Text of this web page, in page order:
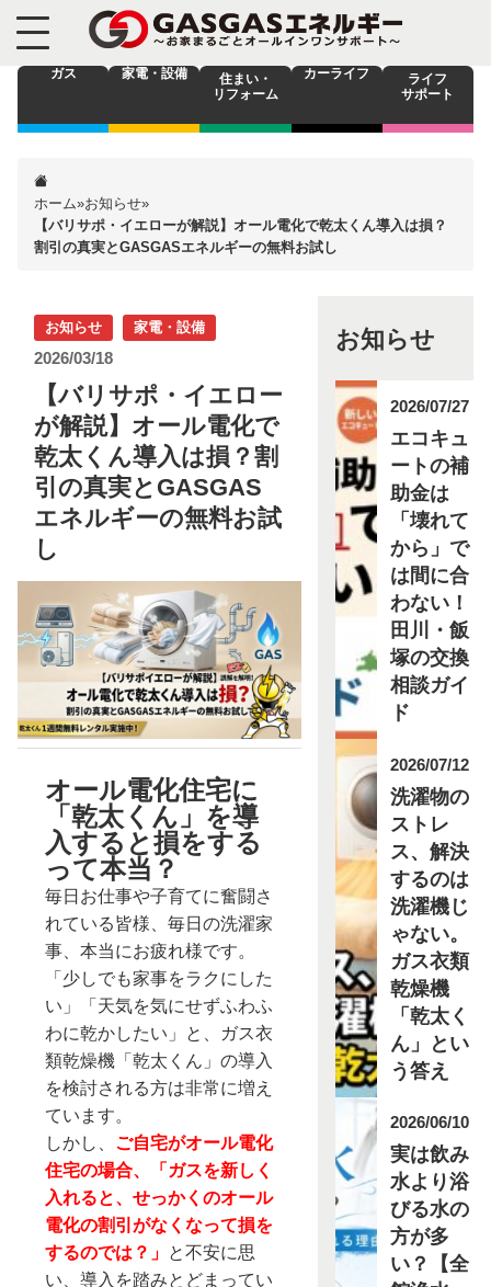
ガス 家電・設備
住まい・
リフォーム
カーライフ
ライフ
サポート
ホーム»お知らせ»
【バリサポ・イエローが解説】オール電化で乾太くん導入は損？
割引の真実とGASGASエネルギーの無料お試し
お知らせ 家電・設備
2026/03/18
【バリサポ・イエロー
が解説】オール電化で
乾太くん導入は損？割
引の真実とGASGAS
エネルギーの無料お試
し
オール電化住宅に
「乾太くん」を導
入すると損をする
って本当？
毎日お仕事や子育てに奮闘さ
れている皆様、毎日の洗濯家
事、本当にお疲れ様です。
「少しでも家事をラクにした
い」「天気を気にせずふわふ
わに乾かしたい」と、ガス衣
類乾燥機「乾太くん」の導入
を検討される方は非常に増え
ています。
しかし、 ご自宅がオール電化
住宅の場合、「ガスを新しく
入れると、せっかくのオール
電化の割引がなくなって損を
するのでは？」 と不安に思
い、導入を踏みとどまってい
お知らせ
2026/07/27
エコキュ
ートの補
助金は
「壊れて
から」で
は間に合
わない！
田川・飯
塚の交換
相談ガイ
ド
2026/07/12
洗濯物の
ストレ
ス、解決
するのは
洗濯機じ
ゃない。
ガス衣類
乾燥機
「乾太く
ん」とい
う答え
2026/06/10
実は飲み
水より浴
びる水の
方が多
い？【全